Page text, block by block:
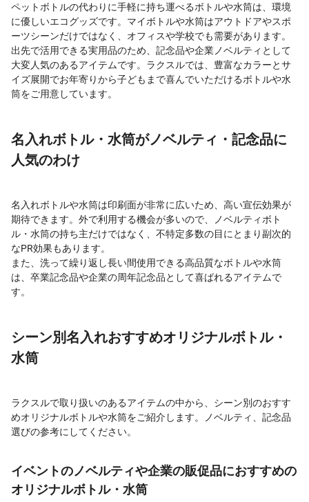
ペットボトルの代わりに手軽に持ち運べるボトルや水筒は、環境
に優しいエコグッズです。マイボトルや水筒はアウトドアやスポ
ーツシーンだけではなく、オフィスや学校でも需要があります。
出先で活用できる実用品のため、記念品や企業ノベルティとして
大変人気のあるアイテムです。ラクスルでは、豊富なカラーとサ
イズ展開でお年寄りから子どもまで喜んでいただけるボトルや水
筒をご用意しています。
名入れボトル・水筒がノベルティ・記念品に
人気のわけ
名入れボトルや水筒は印刷面が非常に広いため、高い宣伝効果が
期待できます。外で利用する機会が多いので、ノベルティボト
ル・水筒の持ち主だけではなく、不特定多数の目にとまり副次的
なPR効果もあります。
また、洗って繰り返し長い間使用できる高品質なボトルや水筒
は、卒業記念品や企業の周年記念品として喜ばれるアイテムで
す。
シーン別名入れおすすめオリジナルボトル・
水筒
ラクスルで取り扱いのあるアイテムの中から、シーン別のおすす
めオリジナルボトルや水筒をご紹介します。ノベルティ、記念品
選びの参考にしてください。
イベントのノベルティや企業の販促品におすすめの
オリジナルボトル・水筒